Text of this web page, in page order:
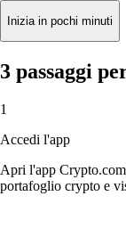
Inizia in pochi minuti
3 passaggi
1
Accedi l'app
Apri l'app
portafoglio crypto e